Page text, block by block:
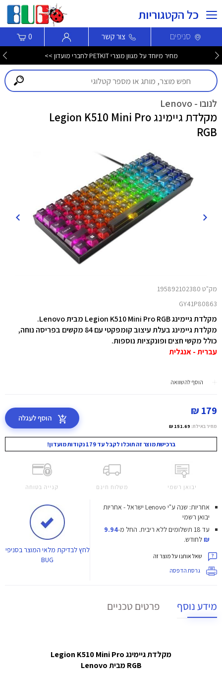
כל הקטגוריות
סניפים צור קשר 0
מחיר מיוחד על מגוון מוצרי PETKIT לחברי מועדון >>
לנובו - Lenovo
מקלדת גיימינג Legion K510 Mini Pro
RGB
מק"ט 195892102380
GY41P80863
מקלדת גיימינג Legion K510 Mini ProRGB
מבית Lenovo.
מקלדת גיימינג בעלת עיצוב קומפקטי עם 84 מקשים בפריסה נוחה,
כולל מקשי חצים ופונקציות נוספות.
עברית - אנגלית
הוסף להשוואה
179 ₪
מחיר באילת: 151.69 ₪
הוסף לעגלה
ברכישת מוצר זה תוכלו לקבל עד 179 נקודות מועדון!
יבואן רשמי משלוח חינם קנייה בטוחה
אחריות: שנה ע"י Lenovo ישראל - אחריות
יבואן רשמי
עד 18 תשלומים ללא ריבית.
החל מ-9.94
₪לחודש.
שאל אותנו על מוצר זה
גרסת הדפסה
לחץלבדיקת מלאי המוצר בסניפי
BUG
מידע נוסף פרטים טכניים
מקלדת גיימינג Legion K510 Mini Pro
RGB מבית Lenovo